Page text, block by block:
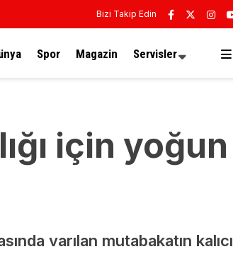
Bizi Takip Edin
Spor Magazin Servisler
için yoğun
varılan mutabakatın kalıcı